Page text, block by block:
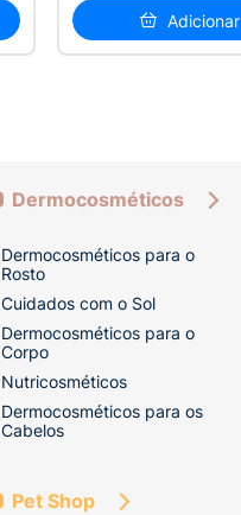
Adicionar
Dermocosméticos
Dermocosméticos para o
Rosto
Cuidados com o Sol
Dermocosméticos para o
Corpo
Nutricosméticos
Dermocosméticos para os
Cabelos
Pet Shop